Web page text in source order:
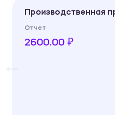
Производственная
Отчет
2600.00 ₽